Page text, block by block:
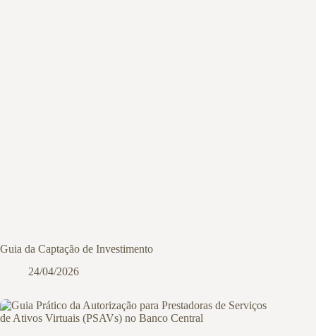
Guia da Captação de Investimento
24/04/2026